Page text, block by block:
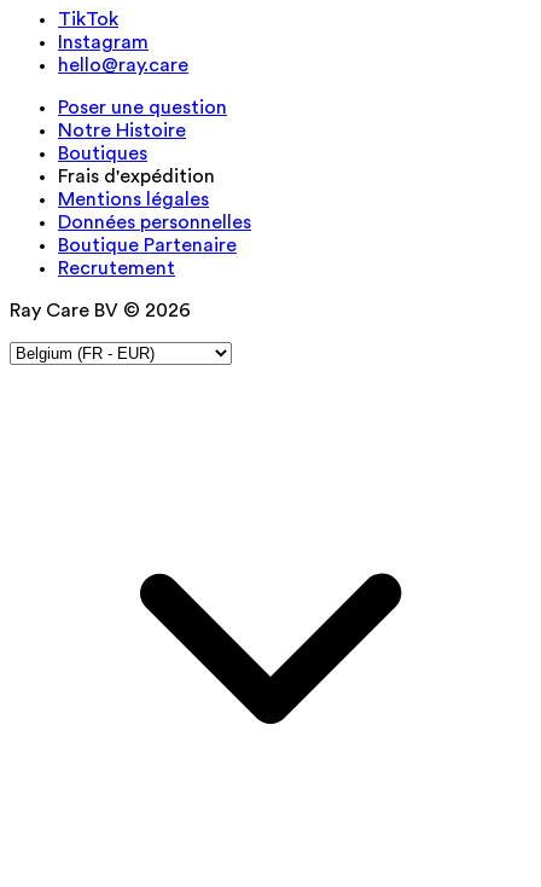
TikTok
Instagram
hello@ray.care
Poser une question
Notre Histoire
Boutiques
Frais d'expédition
Mentions légales
Données personnelles
Boutique Partenaire
Recrutement
Ray Care BV © 2026